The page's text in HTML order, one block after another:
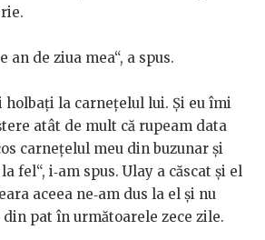
an de ziua mea“, a spus.
holbaţi la carneţelul lui. Şi eu îmi
atât de mult că rupeam data
carneţelul meu din buzunar şi
fel“, i‑am spus. Ulay a căscat şi el
aceea ne‑am dus la el şi nu
din pat în următoarele zece zile.